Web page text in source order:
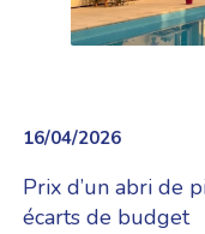
16/04/2026
Prix d’un abri de
écarts de budget